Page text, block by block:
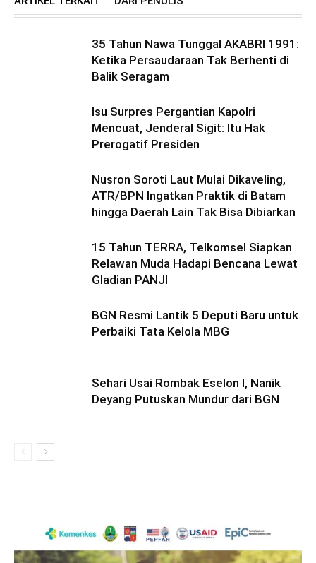
35 Tahun Nawa Tunggal AKABRI 1991:
Ketika Persaudaraan Tak Berhenti di
Balik Seragam
Isu Surpres Pergantian Kapolri
Mencuat, Jenderal Sigit: Itu Hak
Prerogatif Presiden
Nusron Soroti Laut Mulai Dikaveling,
ATR/BPN Ingatkan Praktik di Batam
hingga Daerah Lain Tak Bisa Dibiarkan
15 Tahun TERRA, Telkomsel Siapkan
Relawan Muda Hadapi Bencana Lewat
Gladian PANJI
BGN Resmi Lantik 5 Deputi Baru untuk
Perbaiki Tata Kelola MBG
Sehari Usai Rombak Eselon I, Nanik
Deyang Putuskan Mundur dari BGN